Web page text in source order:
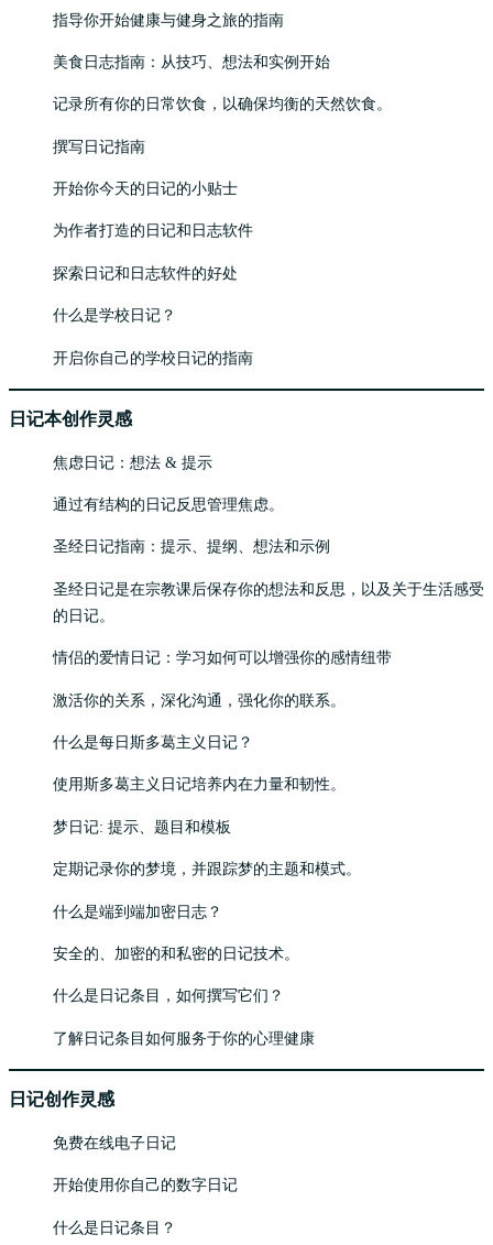
指导你开始健康与健身之旅的指南
美食日志指南：从技巧、想法和实例开始
记录所有你的日常饮食，以确保均衡的天然饮食。
撰写日记指南
开始你今天的日记的小贴士
为作者打造的日记和日志软件
探索日记和日志软件的好处
什么是学校日记？
开启你自己的学校日记的指南
日记本创作灵感
焦虑日记：想法 & 提示
通过有结构的日记反思管理焦虑。
圣经日记指南：提示、提纲、想法和示例
圣经日记是在宗教课后保存你的想法和反思，以及关于生活感受
的日记。
情侣的爱情日记：学习如何可以增强你的感情纽带
激活你的关系，深化沟通，强化你的联系。
什么是每日斯多葛主义日记？
使用斯多葛主义日记培养内在力量和韧性。
梦日记: 提示、题目和模板
定期记录你的梦境，并跟踪梦的主题和模式。
什么是端到端加密日志？
安全的、加密的和私密的日记技术。
什么是日记条目，如何撰写它们？
了解日记条目如何服务于你的心理健康
日记创作灵感
免费在线电子日记
开始使用你自己的数字日记
什么是日记条目？